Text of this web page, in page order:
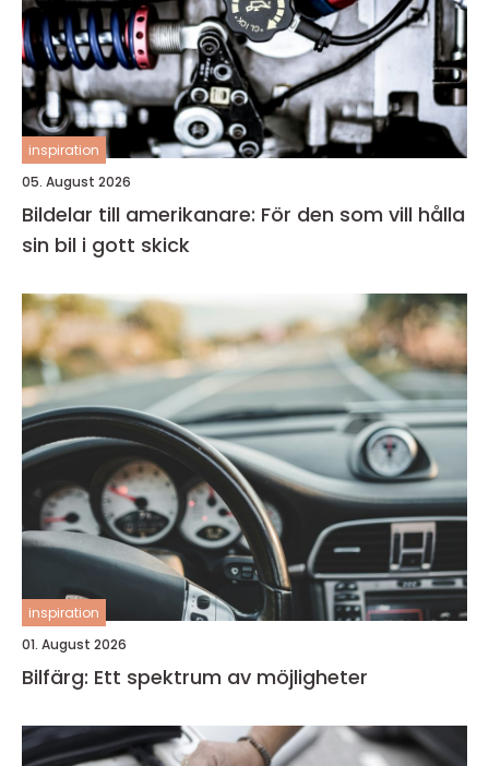
inspiration
05. August 2026
Bildelar till amerikanare: För den som vill hålla
sin bil i gott skick
inspiration
01. August 2026
Bilfärg: Ett spektrum av möjligheter